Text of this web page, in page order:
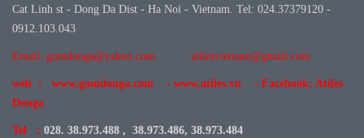
Cat Linh st - Dong Da Dist - Ha Noi - Vietnam. Tel: 024.37379120 -
0912.103.043
Email: gomdonga@yahoo.com atilesvietnam@gmail.com
web : www.gomdonga.com - www.atiles.vn - Facebook: Atiles
Donga
Tel : 028. 38.973.488 , 38.973.486, 38.973.484